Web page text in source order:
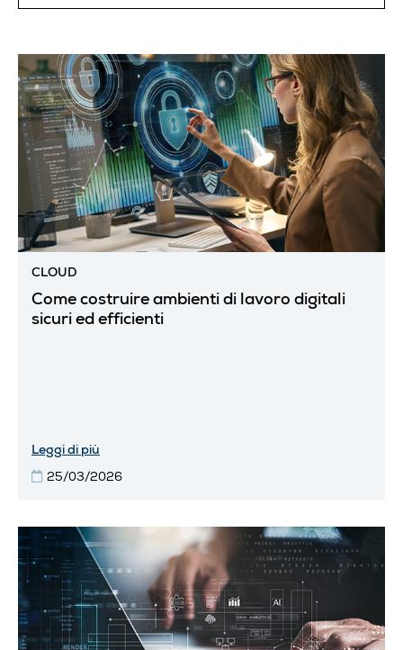
CLOUD
Come costruire ambienti di lavoro digitali
sicuri ed efficienti
Leggi di più
25/03/2026